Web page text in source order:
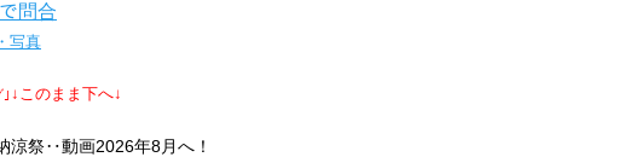
問合
写真
↓このまま下へ↓
祭‥動画2026年8月へ！